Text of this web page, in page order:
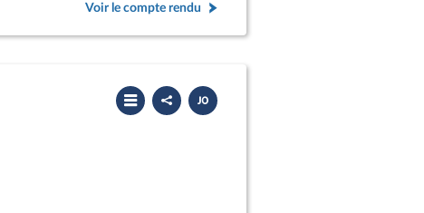
Voir le compte rendu
Partager
le
compte
Télécharger
le
PDF